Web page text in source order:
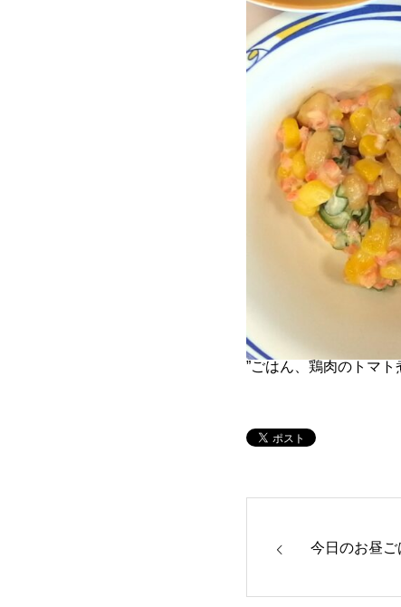
”ごはん、鶏肉のトマ
今日のお昼ご